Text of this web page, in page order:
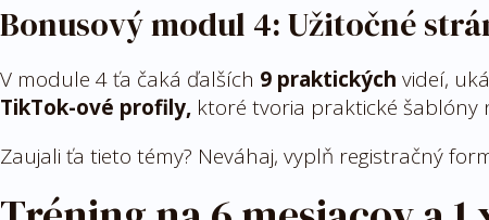
Bonusový modul 4: Užitočné
V module 4 ťa čaká ďalších 9 praktických videí,
TikTok-ové profily, ktoré tvoria praktické šablóny
Zaujali ťa tieto témy? Neváhaj, vyplň registračný